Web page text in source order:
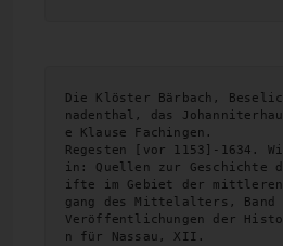
Die Klöster Bärbach,
nadenthal, das
e Klause Fachingen.
Regesten [vor 1153]-1634.
in: Quellen zur Geschichte
ifte im Gebiet der mittleren
gang des Mittelalters, Band
Veröffentlichungen der
n für Nassau, XII.